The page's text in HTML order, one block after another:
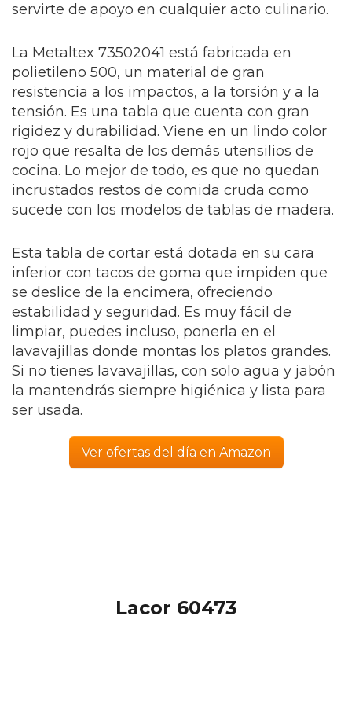
servirte de apoyo en cualquier acto culinario.
La Metaltex 73502041 está fabricada en
polietileno 500, un material de gran
resistencia a los impactos, a la torsión y a la
tensión. Es una tabla que cuenta con gran
rigidez y durabilidad. Viene en un lindo color
rojo que resalta de los demás utensilios de
cocina. Lo mejor de todo, es que no quedan
incrustados restos de comida cruda como
sucede con los modelos de tablas de madera.
Esta tabla de cortar está dotada en su cara
inferior con tacos de goma que impiden que
se deslice de la encimera, ofreciendo
estabilidad y seguridad. Es muy fácil de
limpiar, puedes incluso, ponerla en el
lavavajillas donde montas los platos grandes.
Si no tienes lavavajillas, con solo agua y jabón
la mantendrás siempre higiénica y lista para
ser usada.
Ver ofertas del día en Amazon
Lacor 60473